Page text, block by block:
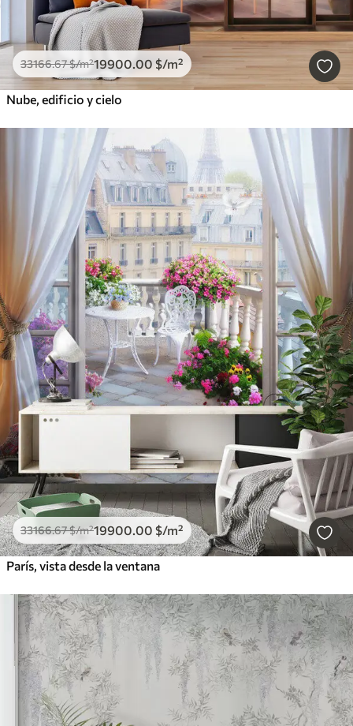
33166.67$/m²19900.00 $/m²
Nube, edificio y cielo
33166.67$/m²19900.00 $/m²
París, vista desde la ventana